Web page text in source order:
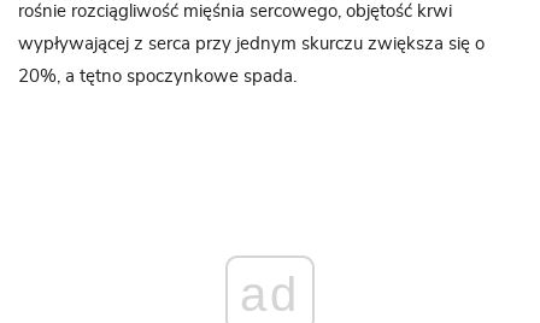
rośnie rozciągliwość mięśnia sercowego, objętość krwi
wypływającej z serca przy jednym skurczu zwiększa się o
20%, a tętno spoczynkowe spada.
ad